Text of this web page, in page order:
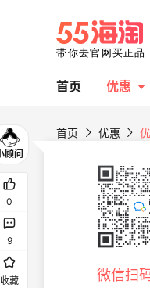
首页 优惠
首页 优惠
0
9
收藏 微信扫